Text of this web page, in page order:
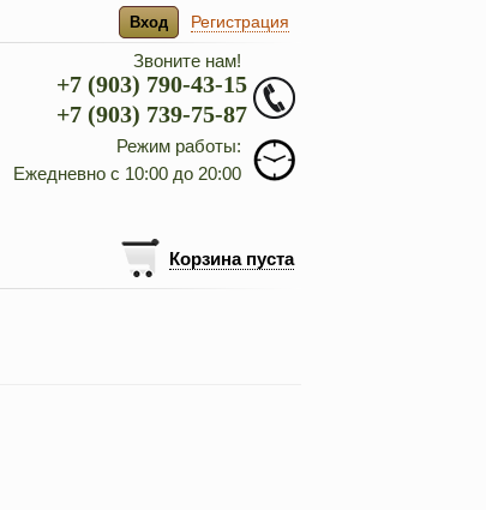
Вход Регистрация
Звоните нам!
+7 (903) 790-43-15
+7 (903) 739-75-87
Режим работы:
Ежедневно с 10:00 до 20:00
Корзина пуста